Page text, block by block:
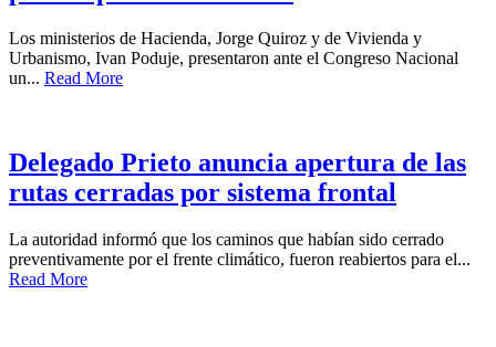
Los ministerios de Hacienda, Jorge Quiroz y de Vivienda y
Urbanismo, Ivan Poduje, presentaron ante el Congreso Nacional
un... Read More
Delegado Prieto anuncia apertura de las
rutas cerradas por sistema frontal
La autoridad informó que los caminos que habían sido cerrado
preventivamente por el frente climático, fueron reabiertos para el...
Read More